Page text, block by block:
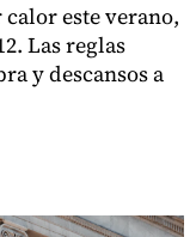
este verano,
Las reglas
y descansos a